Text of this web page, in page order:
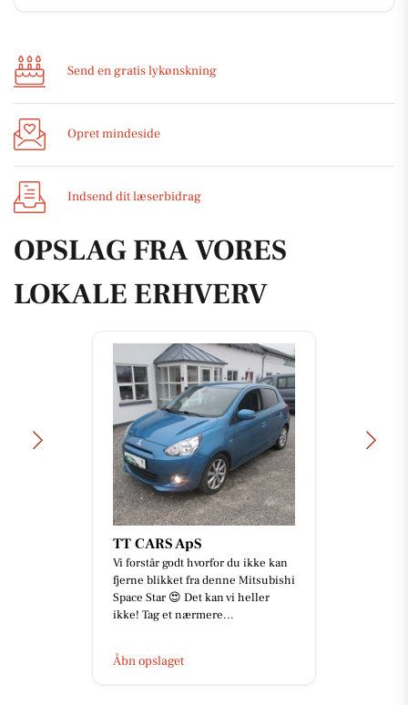
Send en gratis lykønskning
Opret mindeside
Indsend dit læserbidrag
OPSLAG FRA VORES
LOKALE ERHVERV
TT CARS ApS
Vi forstår godt hvorfor du ikke kan
fjerne blikket fra denne Mitsubishi
Space Star 😍 Det kan vi heller
ikke! Tag et nærmere...
Åbn opslaget